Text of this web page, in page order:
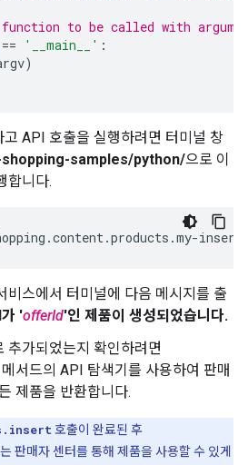
to be called with
== '__main__' :
)
API 호출을 실행하려면 터미널 창
samples/python/으로 이
합니다.
.content.products .my-insert
비스에서 터미널에 다음 메시지를 출
'offerId'인 제품이 생성되었습니다.
추가되었는지 확인하려면
메서드의 API 탐색기를 사용하여 판매
제품을 반환합니다.
호출이 완료된 후
판매자 센터를 통해 제품을 사용할 수 있게